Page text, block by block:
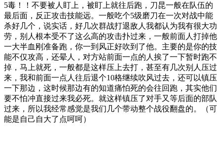
5毒！！不要被人盯上，被盯上就往后跑，刀昆一般在队伍的
最后面，反正攻击技能远。一般吃个5级磨刀在一次对战中能
杀好几个，说实话，好几次群战打退敌人我都认为我有很大功
劳，别人根本受不了这么高的攻击扑过来，一般前面人打掉他
一大半血刚准备跑，你一到风正好吹到了他。主要的是你的技
能不仅攻高，还晕人，对方站前面一点的人挨了一下暂时跑不
掉，马上就死，一般都是这样压上去打，甚至有几次别人压过
来，我和前面一点人往后退个10格继续吹风过去，还可以镇压
一下那边，这时候那边有的知道痛怕死的会往回跑，其实他们
要不怕冲直接过来我必死。就这样镇压了对手又等后面的部队
过来，所以我经常感觉是我们几个带动整个战役翻盘的。（可
能是自己自大了点呵呵）